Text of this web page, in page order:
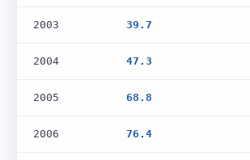
2003 39.7
2004 47.3
2005 68.8
2006 76.4